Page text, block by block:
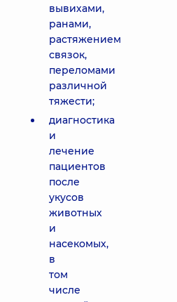
вывихами,
ранами,
растяжением
связок,
переломами
различной
тяжести;
диагностика
и
лечение
пациентов
после
укусов
животных
и
насекомых,
в
том
числе